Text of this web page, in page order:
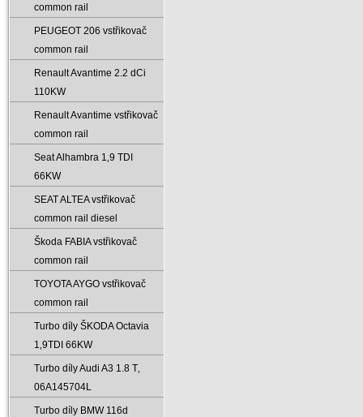
common rail
PEUGEOT 206 vstřikovač
common rail
Renault Avantime 2.2 dCi
110KW
Renault Avantime vstřikovač
common rail
Seat Alhambra 1‚9 TDI
66KW
SEAT ALTEA vstřikovač
common rail diesel
Škoda FABIA vstřikovač
common rail
TOYOTA AYGO vstřikovač
common rail
Turbo díly ŠKODA Octavia
1‚9TDI 66KW
Turbo díly Audi A3 1.8 T‚
06A145704L
Turbo díly BMW 116d